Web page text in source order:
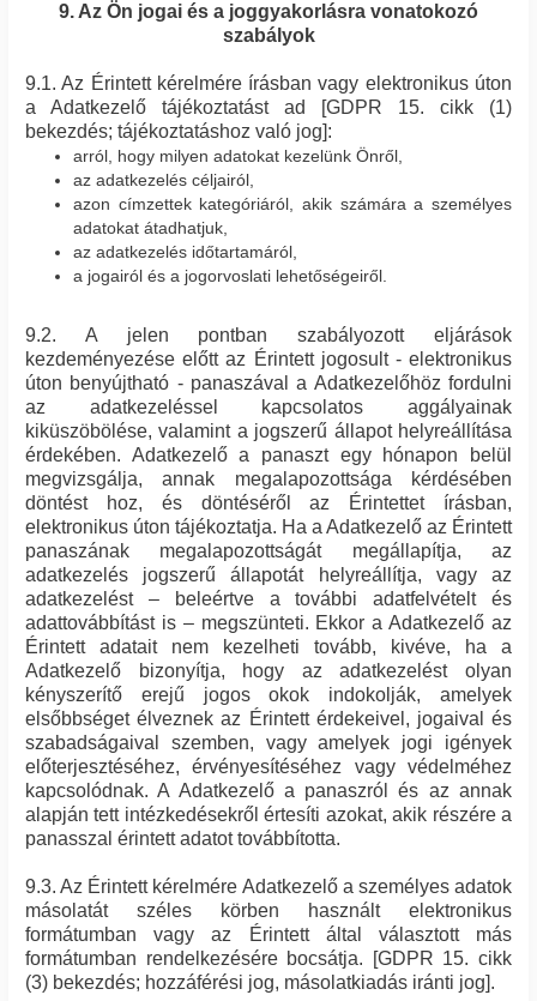
9. Az Ön jogai és a joggyakorlásra vonatokozó
szabályok
9.1. Az Érintett kérelmére írásban vagy elektronikus úton
a Adatkezelő tájékoztatást ad [GDPR 15. cikk (1)
bekezdés; tájékoztatáshoz való jog]:
arról, hogy milyen adatokat kezelünk Önről,
az adatkezelés céljairól,
azon címzettek kategóriáról, akik számára a személyes
adatokat átadhatjuk,
az adatkezelés időtartamáról,
a jogairól és a jogorvoslati lehetőségeiről.
9.2. A jelen pontban szabályozott eljárások
kezdeményezése előtt az Érintett jogosult - elektronikus
úton benyújtható - panaszával a Adatkezelőhöz fordulni
az adatkezeléssel kapcsolatos aggályainak
kiküszöbölése, valamint a jogszerű állapot helyreállítása
érdekében. Adatkezelő a panaszt egy hónapon belül
megvizsgálja, annak megalapozottsága kérdésében
döntést hoz, és döntéséről az Érintettet írásban,
elektronikus úton tájékoztatja. Ha a Adatkezelő az Érintett
panaszának megalapozottságát megállapítja, az
adatkezelés jogszerű állapotát helyreállítja, vagy az
adatkezelést – beleértve a további adatfelvételt és
adattovábbítást is – megszünteti. Ekkor a Adatkezelő az
Érintett adatait nem kezelheti tovább, kivéve, ha a
Adatkezelő bizonyítja, hogy az adatkezelést olyan
kényszerítő erejű jogos okok indokolják, amelyek
elsőbbséget élveznek az Érintett érdekeivel, jogaival és
szabadságaival szemben, vagy amelyek jogi igények
előterjesztéséhez, érvényesítéséhez vagy védelméhez
kapcsolódnak. A Adatkezelő a panaszról és az annak
alapján tett intézkedésekről értesíti azokat, akik részére a
panasszal érintett adatot továbbította.
9.3. Az Érintett kérelmére Adatkezelő a személyes adatok
másolatát széles körben használt elektronikus
formátumban vagy az Érintett által választott más
formátumban rendelkezésére bocsátja. [GDPR 15. cikk
(3) bekezdés; hozzáférési jog, másolatkiadás iránti jog].